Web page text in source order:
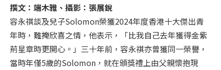
撰文：端木雅、攝影：張展銳
容永祺談及兒子Solomon榮獲2024年度香港十大傑出青
年時，難掩欣喜之情，他表示，「比我自己去年獲得金紫
荊星章時更開心。」三十年前，容永祺亦曾獲同一榮譽，
當時年僅5歲的Solomon，就在頒獎禮上由父親懷抱現